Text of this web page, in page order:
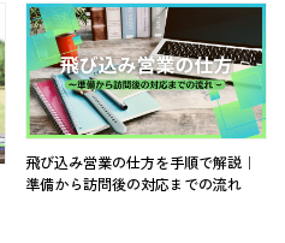
飛び込み営業の仕方を手順で解説｜
準備から訪問後の対応までの流れ